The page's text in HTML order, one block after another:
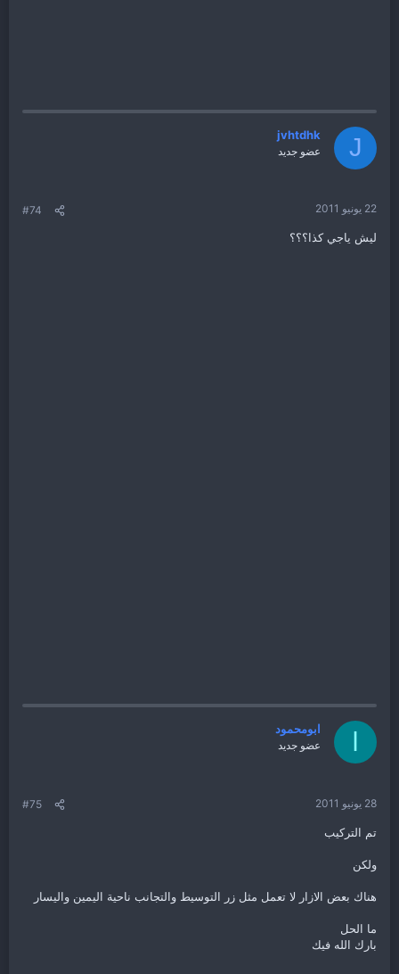
J
jvhtdhk
عضو جديد
22 يونيو 2011 #74
ليش ياجي كذا؟؟؟
ابومحمود
عضو جديد
28 يونيو 2011 #75
تم التركيب
ولكن
هناك بعض الازار لا تعمل مثل زر التوسيط والتجانب ناحية اليمين واليسار
ما الحل
بارك الله فيك